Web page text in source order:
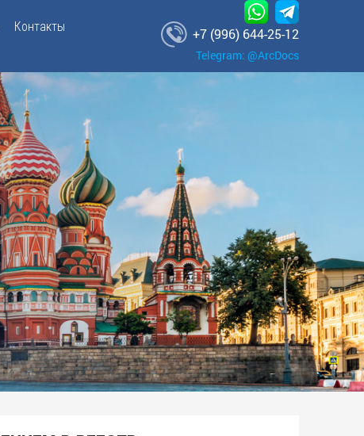
Контакты +7 (996) 644-25-12
Telegram: @ArcDocs